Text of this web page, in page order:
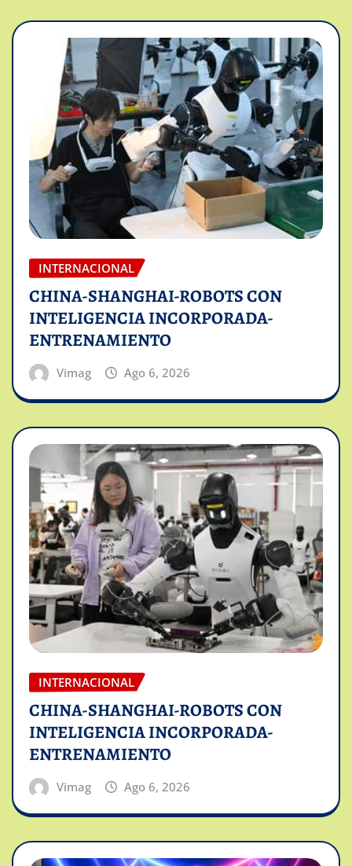
INTERNACIONAL
CHINA-SHANGHAI-ROBOTS CON
INTELIGENCIA INCORPORADA-
ENTRENAMIENTO
Vimag Ago 6, 2026
INTERNACIONAL
CHINA-SHANGHAI-ROBOTS CON
INTELIGENCIA INCORPORADA-
ENTRENAMIENTO
Vimag Ago 6, 2026